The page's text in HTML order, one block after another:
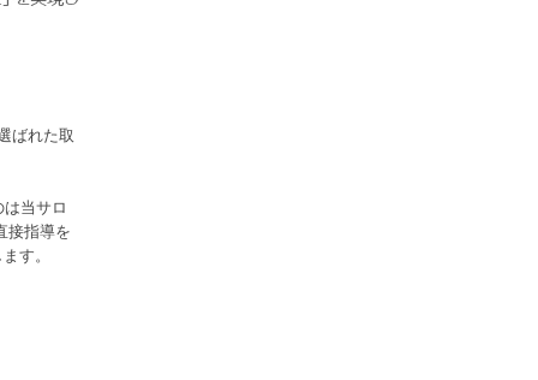
ばれた取
当サロ
接指導を
す。